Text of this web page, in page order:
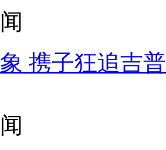
携子狂追吉